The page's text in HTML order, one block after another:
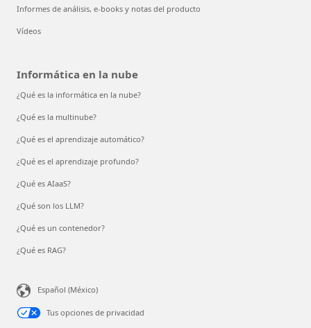
Informes de análisis, e-books y notas del producto
Vídeos
Informática en la nube
¿Qué es la informática en la nube?
¿Qué es la multinube?
¿Qué es el aprendizaje automático?
¿Qué es el aprendizaje profundo?
¿Qué es AIaaS?
¿Qué son los LLM?
¿Qué es un contenedor?
¿Qué es RAG?
Español (México)
Tus opciones de privacidad